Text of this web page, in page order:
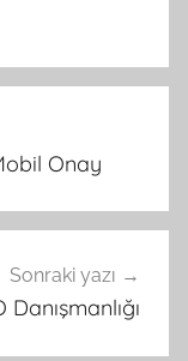
Onay
Sonraki yazı